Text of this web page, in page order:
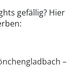
gefällig? Hier
–